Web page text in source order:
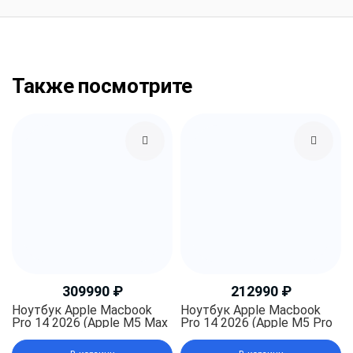
Также посмотрите
Ноутбук Apple Macbook
Pro 14 2026 (Apple M5 Max
2TB, Apple graphics 32-
309990 ₽
Ноутбук Apple Macbook
Pro 14 2026 (Apple M5 Pro
1TB, Apple graphics 16-
212990 ₽